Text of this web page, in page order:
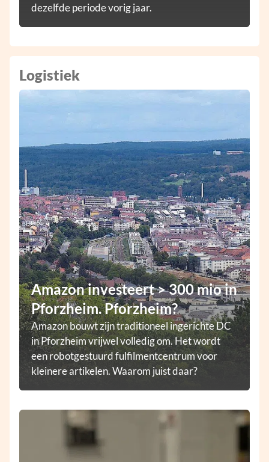
dezelfde periode vorig jaar.
Logistiek
Amazon investeert > 300 mio in
Pforzheim. Pforzheim?
Amazon bouwt zijn traditioneel ingerichte DC
in Pforzheim vrijwel volledig om. Het wordt
een robotgestuurd fulfilmentcentrum voor
kleinere artikelen. Waarom juist daar?